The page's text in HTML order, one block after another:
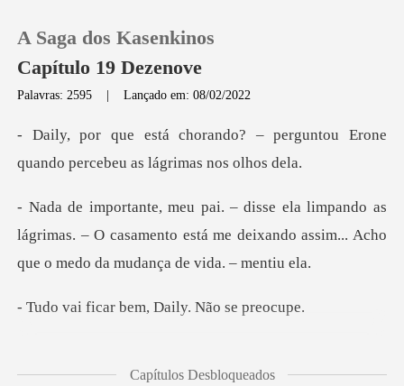
0
Histórico
A Saga dos Kasenkinos
Capítulo 19 Dezenove
Palavras: 2595 |Lançado em: 08/02/2022
– perguntou Erone
quando perce
as
lágrimas. – O casamento está me deixando assim.
r bem, Daily. N
Capítulos Desbloqueados